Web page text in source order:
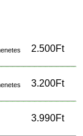
2.500Ft
3.200Ft
3.990Ft